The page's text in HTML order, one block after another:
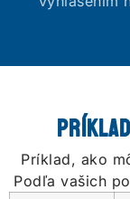
Príklad, ako
Podľa vašich